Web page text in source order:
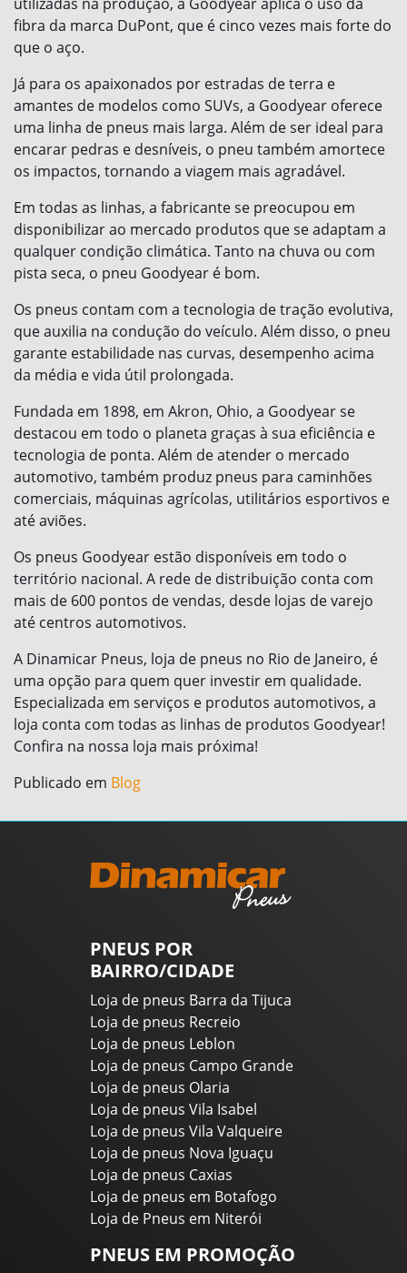
fibra da marca DuPont, que é cinco vezes mais forte do
que o aço.
Já para os apaixonados por estradas de terra e
amantes de modelos como SUVs, a Goodyear oferece
uma linha de pneus mais larga. Além de ser ideal para
encarar pedras e desníveis, o pneu também amortece
os impactos, tornando a viagem mais agradável.
Em todas as linhas, a fabricante se preocupou em
disponibilizar ao mercado produtos que se adaptam a
qualquer condição climática. Tanto na chuva ou com
pista seca, o pneu Goodyear é bom.
Os pneus contam com a tecnologia de tração evolutiva,
que auxilia na condução do veículo. Além disso, o pneu
garante estabilidade nas curvas, desempenho acima
da média e vida útil prolongada.
Fundada em 1898, em Akron, Ohio, a Goodyear se
destacou em todo o planeta graças à sua eficiência e
tecnologia de ponta. Além de atender o mercado
automotivo, também produz pneus para caminhões
comerciais, máquinas agrícolas, utilitários esportivos e
até aviões.
Os pneus Goodyear estão disponíveis em todo o
território nacional. A rede de distribuição conta com
mais de 600 pontos de vendas, desde lojas de varejo
até centros automotivos.
A Dinamicar Pneus, loja de pneus no Rio de Janeiro, é
uma opção para quem quer investir em qualidade.
Especializada em serviços e produtos automotivos, a
loja conta com todas as linhas de produtos Goodyear!
Confira na nossa loja mais próxima!
Publicado em Blog
PNEUS POR
BAIRRO/CIDADE
Loja de pneus Barra da Tijuca
Loja de pneus Recreio
Loja de pneus Leblon
Loja de pneus Campo Grande
Loja de pneus Olaria
Loja de pneus Vila Isabel
Loja de pneus Vila Valqueire
Loja de pneus Nova Iguaçu
Loja de pneus Caxias
Loja de pneus em Botafogo
Loja de Pneus em Niterói
PNEUS EM PROMOÇÃO